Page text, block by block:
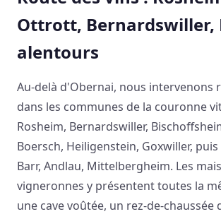
Ottrott, Bernardswiller,
alentours
Au-delà d'Obernai, nous intervenons
dans les communes de la couronne
Rosheim, Bernardswiller,
Boersch, Heiligenstein, Goxwiller,
Barr, Andlau, Mittelbergheim. Les
vigneronnes y présentent toutes la
une cave voûtée, un rez-de-chaussée